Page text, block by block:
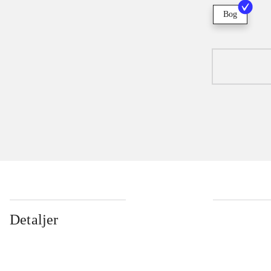
Bog
Detaljer